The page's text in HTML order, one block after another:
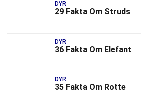
DYR
29 Fakta Om Struds
DYR
36 Fakta Om Elefant
DYR
35 Fakta Om Rotte